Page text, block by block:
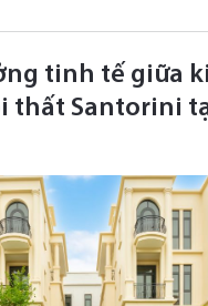
tinh tế giữa
thất Santorini